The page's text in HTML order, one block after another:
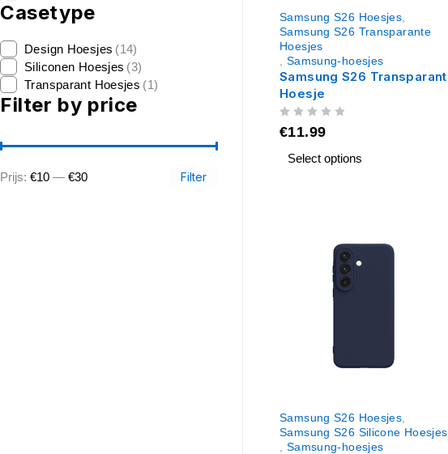
Casetype
Design Hoesjes (14)
Siliconen Hoesjes (3)
Transparant Hoesjes (1)
Filter by price
Filter
Prijs: €10 — €30
Samsung S26 Hoesjes
Samsung S26 Transparante
Hoesjes
Samsung-hoesjes
Samsung S26 Transparant
Hoesje
€11.99
Select options
Samsung S26 Hoesjes
Samsung S26 Silicone Hoesjes
Samsung-hoesjes